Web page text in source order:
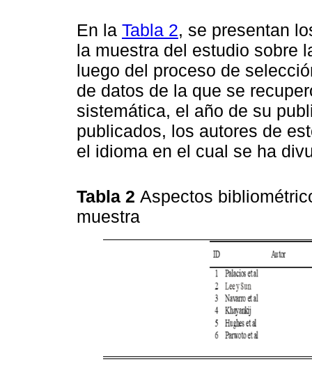
En la Tabla 2, se presentan
la muestra del estudio sobre
luego del proceso de
de datos de la que se
sistemática, el año de su
publicados, los autores de
el idioma en el cual se ha
Tabla 2 Aspectos
muestra